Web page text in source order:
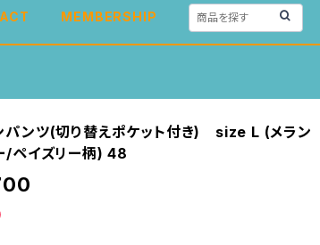
MEMBERSHIP
パンツ(切り替えポケット付き) size L (メラン
/ペイズリー柄) 48